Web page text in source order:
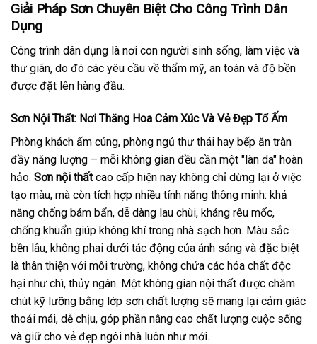
Giải Pháp Sơn Chuyên Biệt Cho Công Trình Dân
Dụng
Công trình dân dụng là nơi con người sinh sống, làm việc và
thư giãn, do đó các yêu cầu về thẩm mỹ, an toàn và độ bền
được đặt lên hàng đầu.
Sơn Nội Thất: Nơi Thăng Hoa Cảm Xúc Và Vẻ Đẹp Tổ Ấm
Phòng khách ấm cúng, phòng ngủ thư thái hay bếp ăn tràn
đầy năng lượng – mỗi không gian đều cần một "làn da" hoàn
hảo. Sơn nội thấtcao cấp hiện nay không chỉ dừng lại ở việc
tạo màu, mà còn tích hợp nhiều tính năng thông minh: khả
năng chống bám bẩn, dễ dàng lau chùi, kháng rêu mốc,
chống khuẩn giúp không khí trong nhà sạch hơn. Màu sắc
bền lâu, không phai dưới tác động của ánh sáng và đặc biệt
là thân thiện với môi trường, không chứa các hóa chất độc
hại như chì, thủy ngân. Một không gian nội thất được chăm
chút kỹ lưỡng bằng lớp sơn chất lượng sẽ mang lại cảm giác
thoải mái, dễ chịu, góp phần nâng cao chất lượng cuộc sống
và giữ cho vẻ đẹp ngôi nhà luôn như mới.